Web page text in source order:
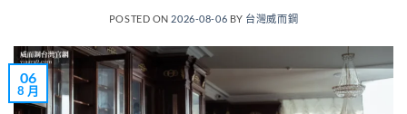
POSTED ON 2026-08-06 BY 台灣威而鋼
06
8 月